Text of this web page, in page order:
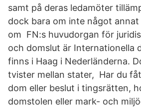
samt på deras ledamöter
dock bara om inte något
om FN:s huvudorgan för
och domslut är Internationella
finns i Haag i Nederländerna.
tvister mellan stater, Har du
dom eller beslut i tingsrätten,
domstolen eller mark- och